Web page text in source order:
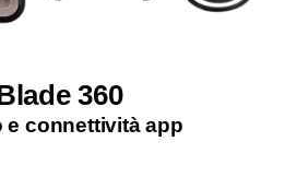
360
connettività app